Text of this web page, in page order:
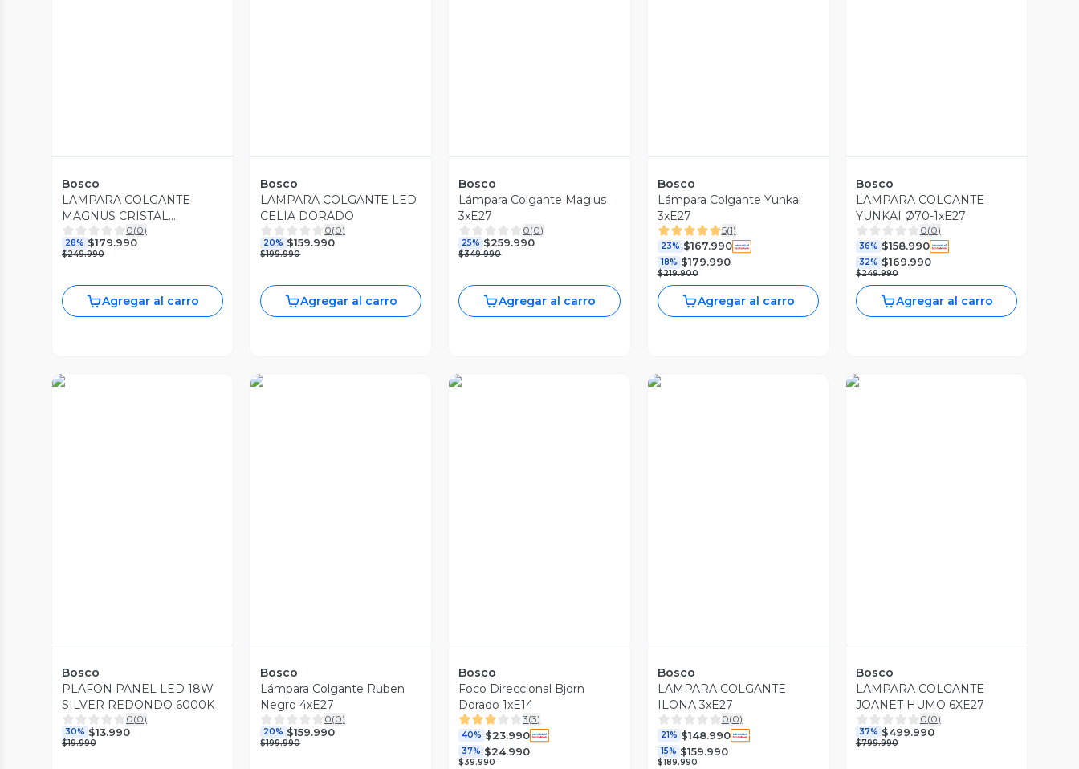
Bosco
LAMPARA COLGANTE
MAGNUS CRISTAL
AHUMADO0(0)
28% $179.990
$249.990
Agregar al carro
Bosco
LAMPARA COLGANTE LED
CELIA DORADO
0(0)
20% $159.990
$199.990
Agregar al carro
Bosco
Lámpara Colgante Magius
3xE27
0(0)
25% $259.990
$349.990
Agregar al carro
Bosco
Lámpara Colgante Yunkai
3xE27
5(1)
23% $167.990
18% $179.990
$219.900
Agregar al carro
Bosco
LAMPARA COLGANTE
YUNKAI Ø70-1xE27
0(0)
36% $158.990
32% $169.990
$249.990
Agregar al carro
Bosco
PLAFON PANEL LED 18W
SILVER REDONDO 6000K
0(0)
30% $13.990
$19.990
Bosco
Lámpara Colgante Ruben
Negro 4xE27
0(0)
20% $159.990
$199.990
Bosco
Foco Direccional Bjorn
Dorado 1xE14
3(3)
40% $23.990
37% $24.990
$39.990
Bosco
LAMPARA COLGANTE
ILONA 3xE27
0(0)
21% $148.990
15% $159.990
$189.990
Bosco
LAMPARA COLGANTE
JOANET HUMO 6XE27
0(0)
37% $499.990
$799.990